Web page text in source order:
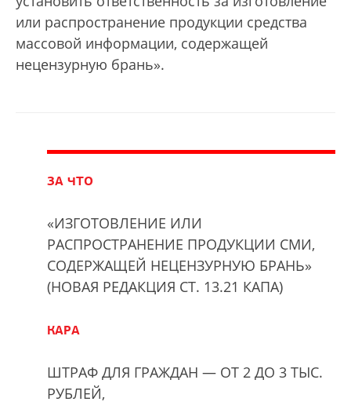
или распространение продукции средства
массовой информации, содержащей
нецензурную брань».
ЗА ЧТО
«ИЗГОТОВЛЕНИЕ ИЛИ
РАСПРОСТРАНЕНИЕ ПРОДУКЦИИ СМИ,
СОДЕРЖАЩЕЙ НЕЦЕНЗУРНУЮ БРАНЬ»
(НОВАЯ РЕДАКЦИЯ СТ. 13.21 КАПА)
КАРА
ШТРАФ ДЛЯ ГРАЖДАН — ОТ 2 ДО 3 ТЫС.
РУБЛЕЙ,